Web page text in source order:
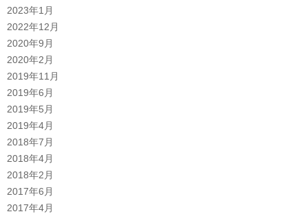
2023年1月
2022年12月
2020年9月
2020年2月
2019年11月
2019年6月
2019年5月
2019年4月
2018年7月
2018年4月
2018年2月
2017年6月
2017年4月